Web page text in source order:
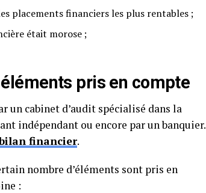
placements financiers les plus rentables ;
était morose ;
pris en compte
cabinet d’audit spécialisé dans la
indépendant ou encore par un banquier.
financier.
nombre d’éléments sont pris en
: